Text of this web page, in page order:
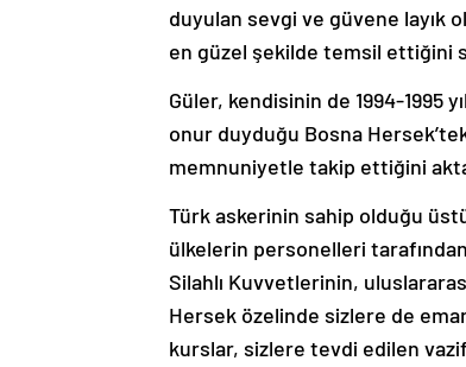
duyulan sevgi ve güvene layık
en güzel şekilde temsil ettiğini
Güler, kendisinin de 1994-1995
onur duyduğu Bosna
memnuniyetle takip ettiğini
Türk askerinin sahip olduğu
ülkelerin personelleri
Silahlı Kuvvetlerinin,
Hersek özelinde sizlere de
kurslar, sizlere tevdi edilen